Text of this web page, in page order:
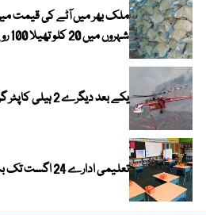
ملک بھر میں آٹے کی قیمت
شہروں میں 20 کلو تھیلا 100 روپے تک مہنگا
یکے بعد دیگرے 2 ہیلی کاپٹر گر کر تباہ؛ متعدد ہلاکتیں
تعلیمی ادارے 24 اگست تک بند رہیں گے، رانا سکندر حیات